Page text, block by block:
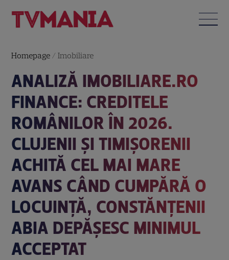
Homepage /Imobiliare
ANALIZĂ IMOBILIARE.RO
FINANCE: CREDITELE
ROMÂNILOR ÎN 2026.
CLUJENII ȘI TIMIȘORENII
ACHITĂ CEL MAI MARE
AVANS CÂND CUMPĂRĂ O
LOCUINȚĂ, CONSTĂNȚENII
ABIA DEPĂȘESC MINIMUL
ACCEPTAT